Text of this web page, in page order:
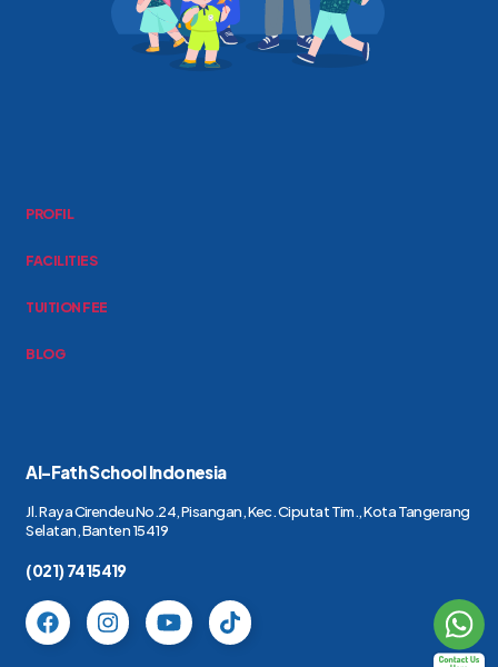
Al-Fath School Indonesia
Jl. Raya Cirendeu No.24, Pisangan, Kec. Ciputat Tim., Kota Tangerang
Selatan, Banten 15419
(021) 7415419
PROFIL
FACILITIES
TUITION FEE
BLOG